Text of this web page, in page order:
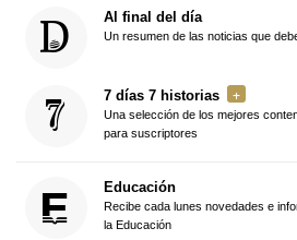
Al final del día
Un resumen de las noticias que
7 días 7 historias
Una selección de los mejores
para suscriptores
Educación
Recibe cada lunes novedades e
la Educación